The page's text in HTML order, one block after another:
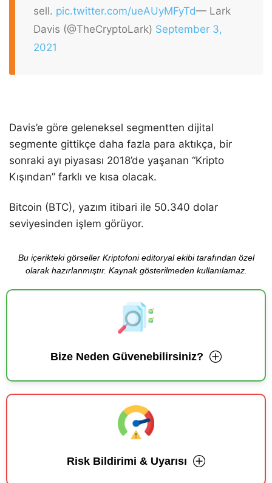
sell. pic.twitter.com/ueAUyMFyTd— Lark
Davis (@TheCryptoLark) September 3,
2021
Davis’e göre geleneksel segmentten dijital
segmente gittikçe daha fazla para aktıkça, bir
sonraki ayı piyasası 2018’de yaşanan “Kripto
Kışından” farklı ve kısa olacak.
Bitcoin (BTC), yazım itibari ile 50.340 dolar
seviyesinden işlem görüyor.
Bu içerikteki görseller Kriptofoni editoryal ekibi tarafından özel
olarak hazırlanmıştır. Kaynak gösterilmeden kullanılamaz.
Bize Neden Güvenebilirsiniz?
Risk Bildirimi & Uyarısı